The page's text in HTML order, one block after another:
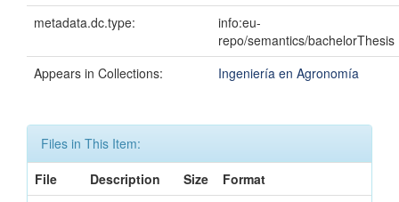
metadata.dc.type:
info:eu-
repo/semantics/bachelorThesis
Appears in Collections:
Ingeniería en Agronomía
Files in This Item:
File
Description Size
Format